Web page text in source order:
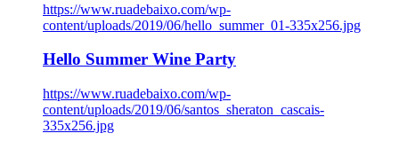
https://www.ruadebaixo.com/wp-
content/uploads/2019/06/hello_summer_01-335x256.jpg
Hello Summer Wine Party
https://www.ruadebaixo.com/wp-
content/uploads/2019/06/santos_sheraton_cascais-
335x256.jpg